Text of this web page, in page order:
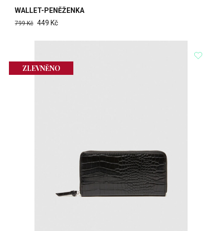
WALLET-PENĚŽENKA
799 Kč 449 Kč
ZLEVNĚNO